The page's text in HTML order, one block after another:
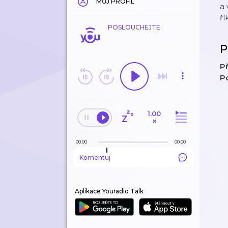
POSLOUCHEJTE
1.00
×
00:00 00:00
Komentuj
Aplikace Youradio Talk
a